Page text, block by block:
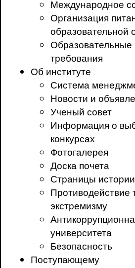
Международное
Организация
образовательной
Образовательные
требования
Об институте
Система
Новости и
Ученый совет
Информация о
конкурсах
Фотогалерея
Доска почета
Страницы истории
Противодействие
экстремизму
университета
Безопасность
Поступающему